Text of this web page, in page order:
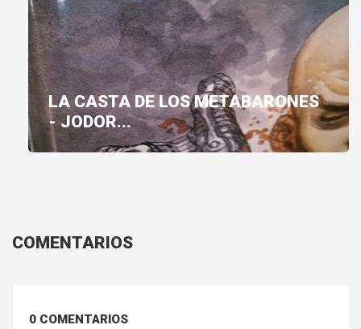
LA CASTA DE LOS METABARONES
- JODOR...
COMENTARIOS
0 COMENTARIOS